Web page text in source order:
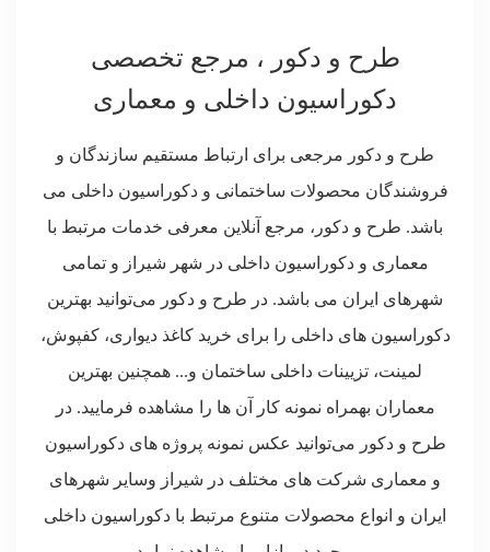
طرح و دکور ، مرجع تخصصی
دکوراسیون داخلی و معماری
طرح و دکور مرجعی برای ارتباط مستقیم سازندگان و
فروشندگان محصولات ساختمانی و دکوراسیون داخلی می
باشد. طرح و دکور، مرجع آنلاین معرفی خدمات مرتبط با
معماری و دکوراسیون داخلی در شهر شیراز و تمامی
شهرهای ایران می باشد. در طرح و دکور می‌توانید بهترین
دکوراسیون های داخلی را برای خرید کاغذ دیواری، کفپوش،
لمینت، تزیینات داخلی ساختمان و... همچنین بهترین
معماران بهمراه نمونه کار آن ها را مشاهده فرمایید. در
طرح و دکور می‌توانید عکس نمونه پروژه های دکوراسیون
و معماری شرکت های مختلف در شیراز وسایر شهرهای
ایران و انواع محصولات متنوع مرتبط با دکوراسیون داخلی